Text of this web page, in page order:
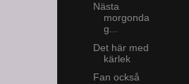
Nästa
morgonda
g...
Det här med
kärlek
Fan också